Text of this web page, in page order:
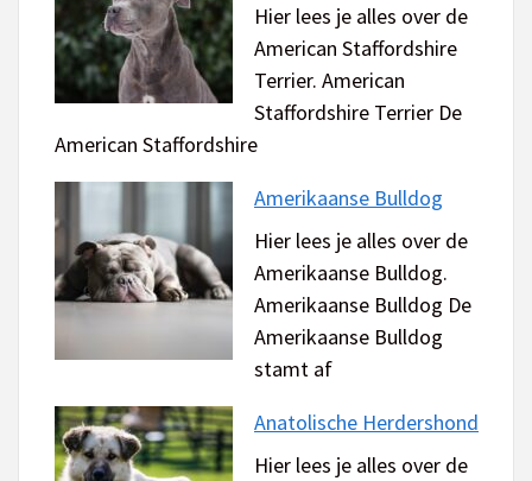
Hier lees je alles over de
American Staffordshire
Terrier. American
Staffordshire Terrier De
American Staffordshire
Amerikaanse Bulldog
Hier lees je alles over de
Amerikaanse Bulldog.
Amerikaanse Bulldog De
Amerikaanse Bulldog
stamt af
Anatolische Herdershond
Hier lees je alles over de